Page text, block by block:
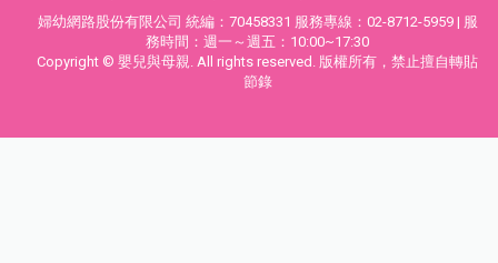
婦幼網路股份有限公司 統編：70458331 服務專線：02-8712-5959 | 服
務時間：週一～週五：10:00~17:30
Copyright © 嬰兒與母親. All rights reserved. 版權所有，禁止擅自轉貼
節錄